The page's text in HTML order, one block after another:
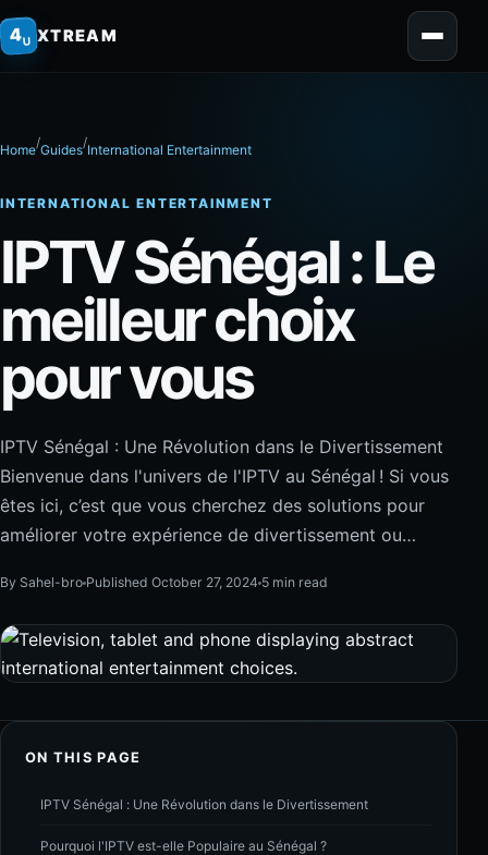
4U XTREAM
Home/Guides/International Entertainment
INTERNATIONAL ENTERTAINMENT
IPTV Sénégal : Le
meilleur choix
pour vous
IPTV Sénégal : Une Révolution dans le Divertissement
Bienvenue dans l'univers de l'IPTV au Sénégal ! Si vous
êtes ici, c’est que vous cherchez des solutions pour
améliorer votre expérience de divertissement ou…
By Sahel-bro Published October 27, 2024 5 min read
ON THIS PAGE
IPTV Sénégal : Une Révolution dans le Divertissement
Pourquoi l'IPTV est-elle Populaire au Sénégal ?